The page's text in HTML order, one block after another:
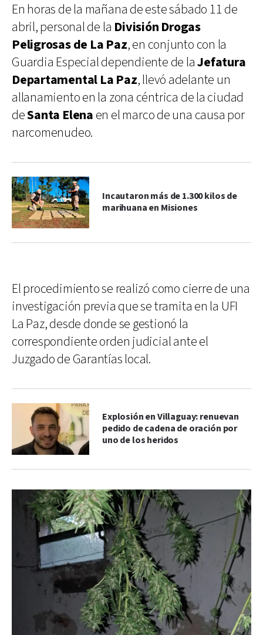
En horas de la mañana de este sábado 11 de
abril, personal de la División Drogas
Peligrosas de La Paz, en conjunto con la
Guardia Especial dependiente de laJefatura
Departamental La Paz, llevó adelante un
allanamiento en la zona céntrica de la ciudad
deSanta Elena en el marco de una causa por
narcomenudeo.
Incautaron más de 1.300 kilos de
marihuana en Misiones
El procedimiento se realizó como cierre de una
investigación previa que se tramita en la UFI
La Paz, desde donde se gestionó la
correspondiente orden judicial ante el
Juzgado de Garantías local.
Explosión en Villaguay: renuevan
pedido de cadena de oración por
uno de los heridos